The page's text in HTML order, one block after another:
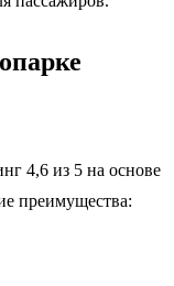
4,6 из 5 на основе
преимущества: